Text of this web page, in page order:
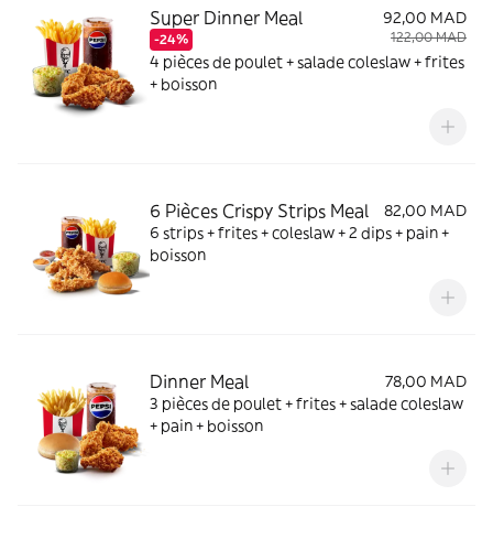
Super Dinner Meal
-24%
92,00 MAD
122,00 MAD
4 pièces de poulet + salade coleslaw + frites
+ boisson
6 Pièces Crispy Strips Meal
82,00 MAD
6 strips + frites + coleslaw + 2 dips + pain +
boisson
Dinner Meal
78,00 MAD
3 pièces de poulet + frites + salade coleslaw
+ pain + boisson